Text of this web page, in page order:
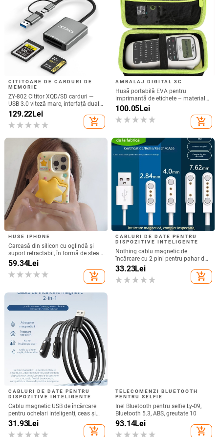
CITITOARE DE CARDURI DE
MEMORIE
ZY-802 Cititor XQD/SD carduri —
USB 3.0 viteză mare, interfață duală
Type-C și USB, aliaj de aluminiu +
ABS
129.22Lei
add_shopping_cart
AMBALAJ DIGITAL 3C
Husă portabilă EVA pentru
imprimantă de etichete – material
Oxford + EVA, EVA presat termic cu
cusături, încărcare 10 kg
100.05Lei
add_shopping_cart
HUSE IPHONE
Carcasă din silicon cu oglindă și
suport retractabil, în formă de stea
cu cinci colțuri, pentru iPhone 13–
17 Pro/Max
59.34Lei
add_shopping_cart
CABLURI DE DATE PENTRU
DISPOZITIVE INTELIGENTE
Nothing cablu magnetic de
încărcare cu 2 pini pentru pahar de
suc și ceas inteligent – 60 cm,
magnet puternic N52, distanța pini
7,62 mm
33.23Lei
add_shopping_cart
CABLURI DE DATE PENTRU
DISPOZITIVE INTELIGENTE
Cablu magnetic USB de încărcare
pentru ochelari inteligenți, ceas și
brățară – unu la doi, compatibil cu
4.0-12.3, brand Rising Sun
31.93Lei
add_shopping_cart
TELECOMENZI BLUETOOTH
PENTRU SELFIE
Inel Bluetooth pentru selfie Ly-09,
Bluetooth 5.3, ABS, greutate 10
93.14Lei
add_shopping_cart